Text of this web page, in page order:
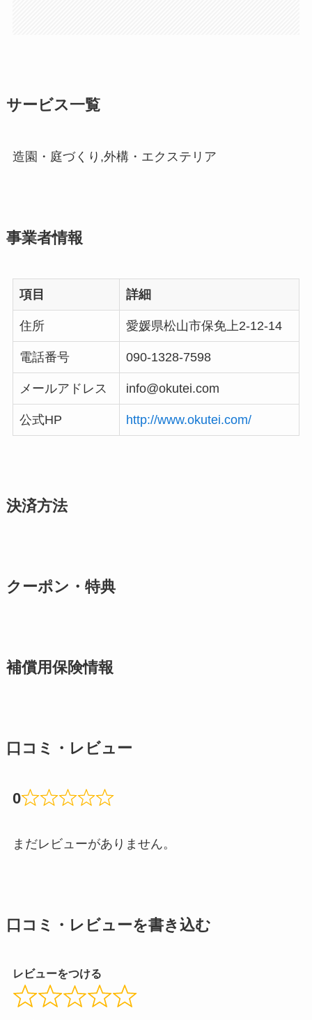
サービス一覧
造園・庭づくり,外構・エクステリア
事業者情報
項目 詳細
住所 愛媛県松山市保免上2-12-14
電話番号 090-1328-7598
メールアドレス info@okutei.com
公式HP http://www.okutei.com/
決済方法
クーポン・特典
補償用保険情報
口コミ・レビュー
0
まだレビューがありません。
口コミ・レビューを書き込む
レビューをつける